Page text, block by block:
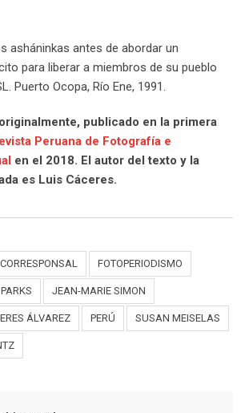
asháninkas antes de abordar un
para liberar a miembros de su pueblo
Puerto Ocopa, Río Ene, 1991.
publicado en la primera
Peruana de Fotografía e
en el 2018. El autor del texto y la
es Luis Cáceres.
CORRESPONSAL FOTOPERIODISMO
JEAN-MARIE SIMON
ÁLVAREZ PERÚ SUSAN MEISELAS